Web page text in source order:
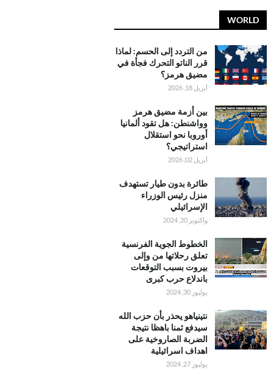
WORLD
من التردد إلى الحسم: لماذا
قرر الناتو التحرك فجأة في
مضيق هرمز؟
أبريل 18, 2026
بين أزمة مضيق هرمز
وواشنطن: هل تقود ألمانيا
أوروبا نحو استقلال
استراتيجي؟
أبريل 02, 2026
طائرة بدون طيار تستهدف
منزل رئيس الوزراء
الإسرائيلي
واكتوبر 20, 2024
الخطوط الجوية الفرنسية
تعلق رحلاتها من وإلى
بيروت بسبب التوقعات
باندلاع حرب كبرى
يوليوز 30, 2024
نتينياهو يحذر بأن حزب الله
سيدفع ثمنا باهظا نتيجة
الضربة الصاروخية على
اهداف اسرائيلية
يوليوز 27, 2024